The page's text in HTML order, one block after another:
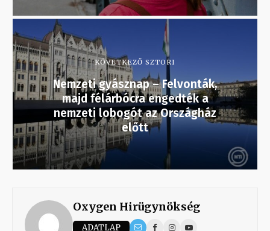
KÖVETKEZŐ SZTORI
Nemzeti gyásznap – Felvonták,
majd félárbócra engedték a
nemzeti lobogót az Országház
előtt
Oxygen Hirügynökség
ADATLAP